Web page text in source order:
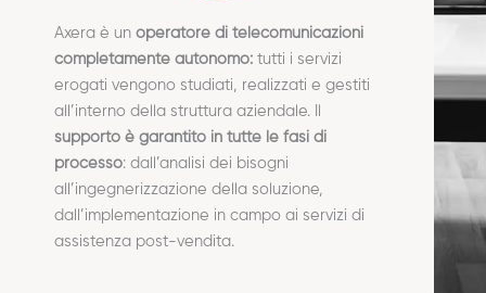
Axera è un operatore di telecomunicazioni
completamente autonomo: tutti i servizi
erogati vengono studiati, realizzati e gestiti
all’interno della struttura aziendale. Il
supporto è garantito in tutte le fasi di
processo: dall’analisi dei bisogni
all’ingegnerizzazione della soluzione,
dall’implementazione in campo ai servizi di
assistenza post-vendita.